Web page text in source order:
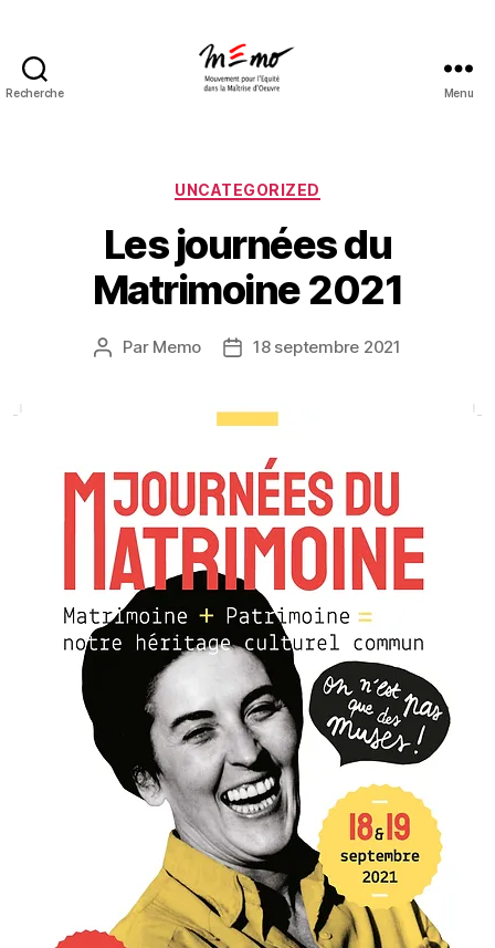
Recherche Menu
Catégories
UNCATEGORIZED
Les journées du
Matrimoine 2021
Auteur
Par Memo
Date18 septembre 2021